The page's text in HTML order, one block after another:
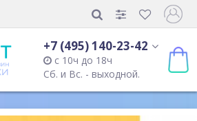
+7 (495) 140-23-42
с 10ч до 18ч
Сб. и Вс. - выходной.